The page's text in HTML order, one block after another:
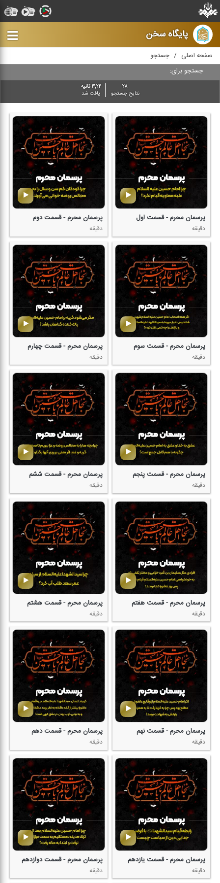
پایگاه سخن
صفحه اصلی
جستجو
جستجو برای:
۲۸
نتایج جستجو
۳,۲۲ ثانیه
یافت شد
پرسمان محرم - قسمت اول
دقیقه
پرسمان محرم - قسمت دوم
دقیقه
پرسمان محرم - قسمت سوم
دقیقه
پرسمان محرم - قسمت چهارم
دقیقه
پرسمان محرم - قسمت پنجم
دقیقه
پرسمان محرم - قسمت ششم
دقیقه
پرسمان محرم - قسمت هفتم
دقیقه
پرسمان محرم - قسمت هشتم
دقیقه
پرسمان محرم - قسمت نهم
دقیقه
پرسمان محرم - قسمت دهم
دقیقه
پرسمان محرم - قسمت یازدهم
دقیقه
پرسمان محرم - قسمت دوازدهم
دقیقه